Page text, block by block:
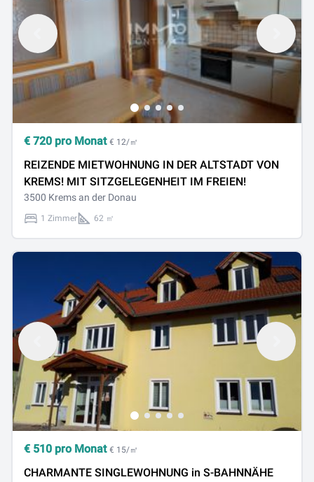
€ 720 pro Monat € 12/㎡
REIZENDE MIETWOHNUNG IN DER ALTSTADT VON
KREMS! MIT SITZGELEGENHEIT IM FREIEN!
3500 Krems an der Donau
1 Zimmer 62 ㎡
€ 510 pro Monat € 15/㎡
CHARMANTE SINGLEWOHNUNG in S-BAHNNÄHE